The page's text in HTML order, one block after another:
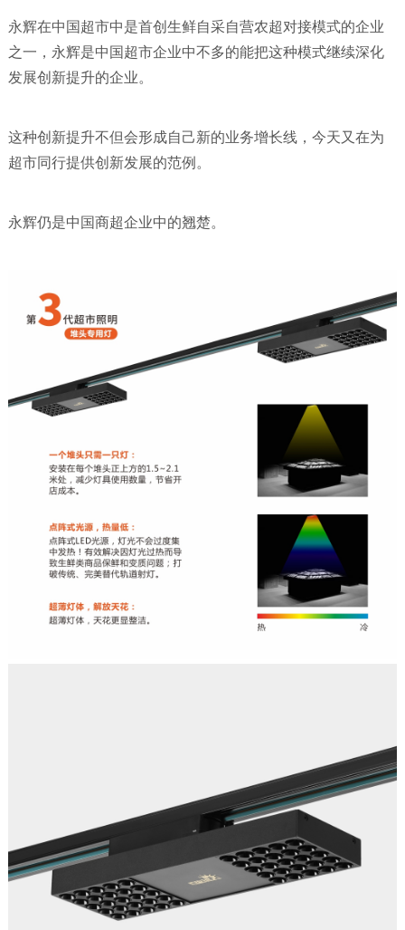
永辉在中国超市中是首创生鲜自采自营农超对接模式的企业
之一，永辉是中国超市企业中不多的能把这种模式继续深化
发展创新提升的企业。
这种创新提升不但会形成自己新的业务增长线，今天又在为
超市同行提供创新发展的范例。
永辉仍是中国商超企业中的翘楚。